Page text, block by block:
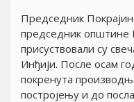
Председник
председник општине
присуствовали су
Инђији. После осам
покренута
постројењу и до